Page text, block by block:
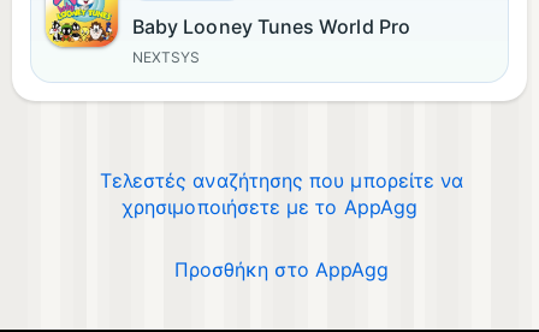
Baby Looney Tunes World Pro
NEXTSYS
Τελεστές αναζήτησης που μπορείτε να
χρησιμοποιήσετε με το AppAgg
Προσθήκη στο AppAgg